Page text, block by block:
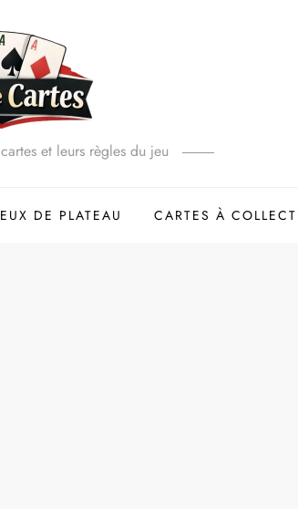
et leurs règles du jeu
DE PLATEAU CARTES À